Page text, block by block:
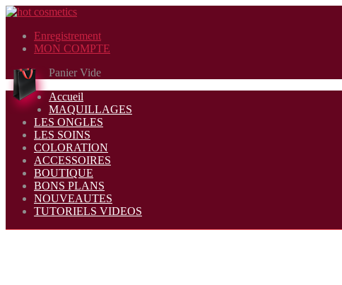
Enregistrement
MON COMPTE
Panier Vide
Accueil
MAQUILLAGES
LES ONGLES
LES SOINS
COLORATION
ACCESSOIRES
BOUTIQUE
BONS PLANS
NOUVEAUTES
TUTORIELS VIDEOS